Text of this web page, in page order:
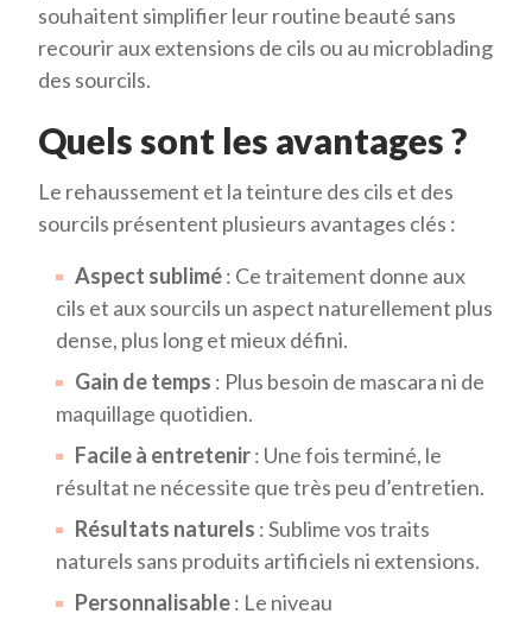
souhaitent simplifier leur routine beauté sans
recourir aux extensions de cils ou au microblading
des sourcils.
Quels sont les avantages ?
Le rehaussement et la teinture des cils et des
sourcils présentent plusieurs avantages clés :
Aspect sublimé: Ce traitement donne aux
cils et aux sourcils un aspect naturellement plus
dense, plus long et mieux défini.
Gain de temps : Plus besoin de mascara ni de
maquillage quotidien.
Facile à entretenir: Une fois terminé, le
résultat ne nécessite que très peu d’entretien.
Résultats naturels : Sublime vos traits
naturels sans produits artificiels ni extensions.
Personnalisable: Le niveau